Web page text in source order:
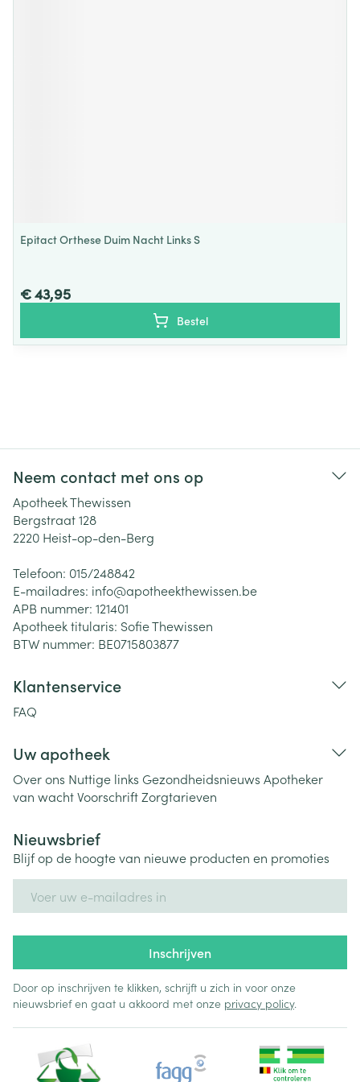
Epitact Orthese Duim Nacht Links S
€ 43,95
Bestel
Neem contact met ons op
Apotheek Thewissen
Bergstraat 128
2220 Heist-op-den-Berg
Telefoon: 015/248842
E-mailadres: info@apotheekthewissen.be
APB nummer: 121401
Apotheek titularis: Sofie Thewissen
BTW nummer: BE0715803877
Klantenservice
FAQ
Uw apotheek
Over ons Nuttige links Gezondheidsnieuws Apotheker
van wachtVoorschriftZorgtarieven
Nieuwsbrief
Blijf op de hoogte van nieuwe producten en promoties
Inschrijven
Door op inschrijven te klikken, schrijft u zich in voor onze
nieuwsbrief en gaat u akkoord met onze privacy policy.